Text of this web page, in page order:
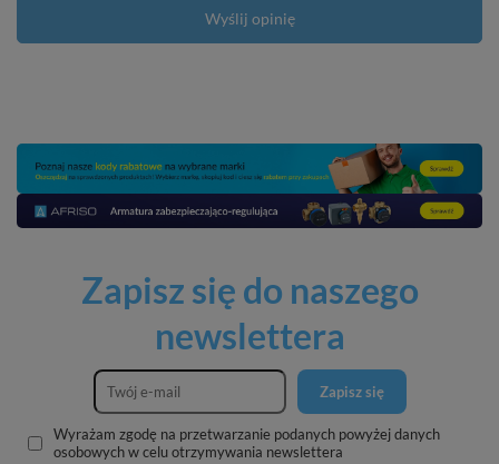
Wyślij opinię
Zapisz się do naszego
newslettera
Zapisz się
Wyrażam zgodę na przetwarzanie podanych powyżej danych
osobowych w celu otrzymywania newslettera